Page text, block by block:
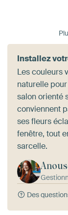
Installez
Les couleurs
naturelle
salon orienté
conviennent
ses fleurs
fenêtre, tout
sarcelle.
Des